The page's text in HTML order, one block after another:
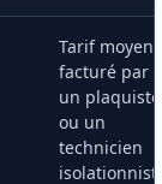
Tarif moyen
facturé par
un plaquiste
ou un
technicien